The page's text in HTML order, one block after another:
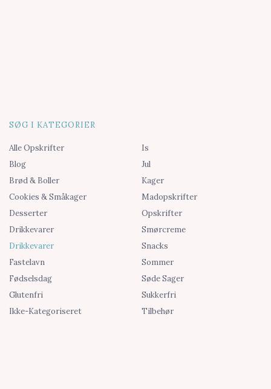
SØG I KATEGORIER
Alle Opskrifter
Blog
Brød & Boller
Cookies & Småkager
Desserter
Drikkevarer
Drikkevarer
Fastelavn
Fødselsdag
Glutenfri
Ikke-Kategoriseret
Is
Jul
Kager
Madopskrifter
Opskrifter
Smørcreme
Snacks
Sommer
Søde Sager
Sukkerfri
Tilbehør